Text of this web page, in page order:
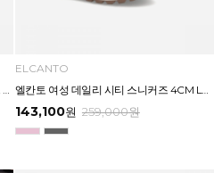
ELCANTO
143,100원 259,000원